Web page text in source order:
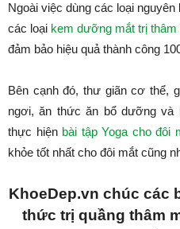
Ngoài việc dùng các loại
các loại kem dưỡng mắt trị thâm
đảm bảo hiệu quả thành công
Bên cạnh đó, thư giãn cơ thể,
ngơi, ăn thức ăn bổ dưỡng và
thực hiện bài tập Yoga cho đôi
khỏe tốt nhất cho đôi mắt cũng
KhoeDep.vn chúc các
thức trị quầng thâm